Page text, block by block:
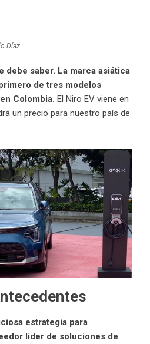
Díaz
debe saber. La marca asiática
de tres modelos
Colombia. El Niro EV viene en
un precio para nuestro país de
estrategia para
líder de soluciones de